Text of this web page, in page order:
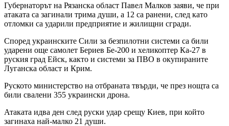
Губернаторът на Рязанска област Павел Малков заяви, че при
атаката са загинали трима души, а 12 са ранени, след като
отломки са ударили предприятие и жилищни сгради.
Според украинските Сили за безпилотни системи са били
ударени още самолет Бериев Бе-200 и хеликоптер Ка-27 в
руския град Ейск, както и системи за ПВО в окупираните
Луганска област и Крим.
Руското министерство на отбраната твърди, че през нощта са
били свалени 355 украински дрона.
Атаката идва ден след руски удар срещу Киев, при който
загинаха най-малко 21 души.